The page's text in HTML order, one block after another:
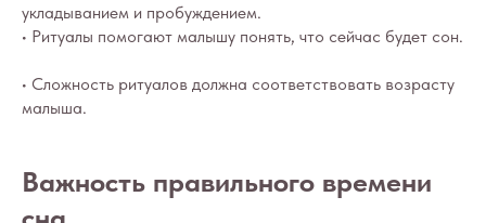
укладыванием и пробуждением.
• Ритуалы помогают малышу понять, что сейчас будет сон.
• Сложность ритуалов должна соответствовать возрасту
малыша.
Важность правильного времени